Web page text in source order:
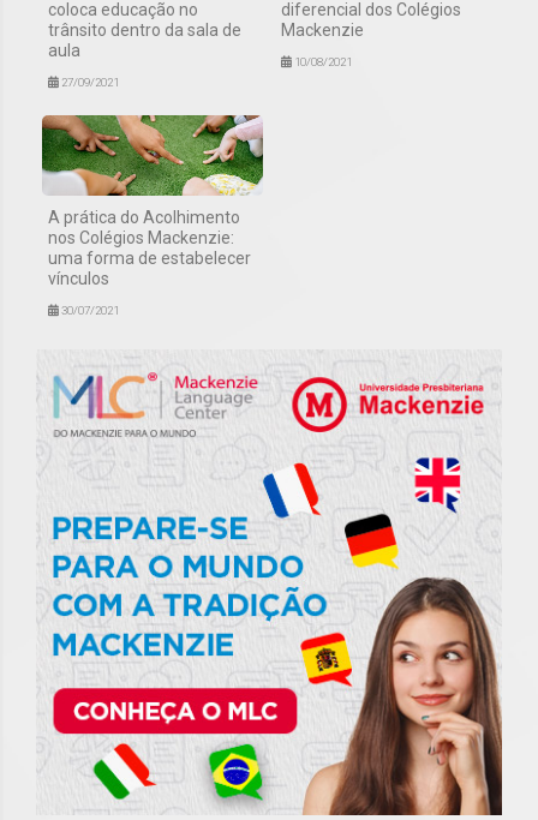
coloca educação no
trânsito dentro da sala de
aula
27/09/2021
diferencial dos Colégios
Mackenzie
10/08/2021
A prática do Acolhimento
nos Colégios Mackenzie:
uma forma de estabelecer
vínculos
30/07/2021